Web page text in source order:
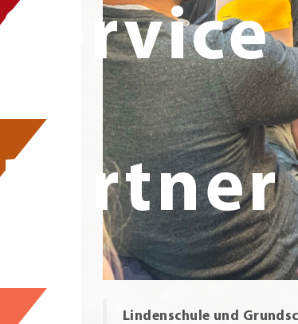
Service
Partner
Lindenschule und